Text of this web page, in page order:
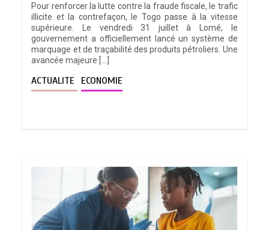
Pour renforcer la lutte contre la fraude fiscale, le trafic
illicite et la contrefaçon, le Togo passe à la vitesse
supérieure. Le vendredi 31 juillet à Lomé, le
gouvernement a officiellement lancé un système de
marquage et de traçabilité des produits pétroliers. Une
avancée majeure […]
ACTUALITE ECONOMIE